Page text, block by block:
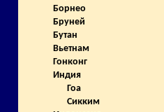
Борнео
Бруней
Бутан
Вьетнам
Гонконг
Индия
Гоа
Сикким